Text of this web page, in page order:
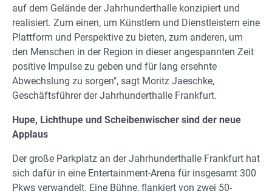
auf dem Gelände der Jahrhunderthalle konzipiert und
realisiert. Zum einen, um Künstlern und Dienstleistern eine
Plattform und Perspektive zu bieten, zum anderen, um
den Menschen in der Region in dieser angespannten Zeit
positive Impulse zu geben und für lang ersehnte
Abwechslung zu sorgen", sagt Moritz Jaeschke,
Geschäftsführer der Jahrhunderthalle Frankfurt.
Hupe, Lichthupe und Scheibenwischer sind der neue
Applaus
Der große Parkplatz an der Jahrhunderthalle Frankfurt hat
sich dafür in eine Entertainment-Arena für insgesamt 300
Pkws verwandelt. Eine Bühne, flankiert von zwei 50-